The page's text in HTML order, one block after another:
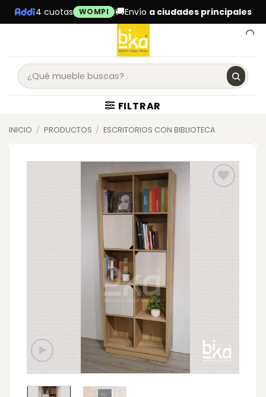
Skip
to
4 cuotas WOMPI 🚚Envío a ciudades principales
FILTRAR
INICIO / PRODUCTOS / ESCRITORIOS CON BIBLIOTECA